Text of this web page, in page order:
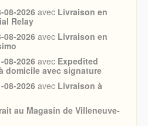
08-2026avec Livraison en
Relay
08-2026avec Livraison en
08-2026avec Expedited
domicile avec signature
08-2026avec Livraison à
au Magasin de Villeneuve-